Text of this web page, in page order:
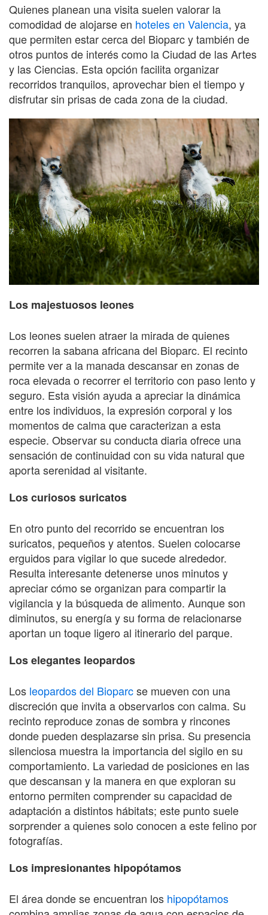
Quienes planean una visita suelen valorar la
comodidad de alojarse en hoteles en Valencia, ya
que permiten estar cerca del Bioparc y también de
otros puntos de interés como la Ciudad de las Artes
y las Ciencias. Esta opción facilita organizar
recorridos tranquilos, aprovechar bien el tiempo y
disfrutar sin prisas de cada zona de la ciudad.
Los majestuosos leones
Los leones suelen atraer la mirada de quienes
recorren la sabana africana del Bioparc. El recinto
permite ver a la manada descansar en zonas de
roca elevada o recorrer el territorio con paso lento y
seguro. Esta visión ayuda a apreciar la dinámica
entre los individuos, la expresión corporal y los
momentos de calma que caracterizan a esta
especie. Observar su conducta diaria ofrece una
sensación de continuidad con su vida natural que
aporta serenidad al visitante.
Los curiosos suricatos
En otro punto del recorrido se encuentran los
suricatos, pequeños y atentos. Suelen colocarse
erguidos para vigilar lo que sucede alrededor.
Resulta interesante detenerse unos minutos y
apreciar cómo se organizan para compartir la
vigilancia y la búsqueda de alimento. Aunque son
diminutos, su energía y su forma de relacionarse
aportan un toque ligero al itinerario del parque.
Los elegantes leopardos
Los leopardos del Bioparcse mueven con una
discreción que invita a observarlos con calma. Su
recinto reproduce zonas de sombra y rincones
donde pueden desplazarse sin prisa. Su presencia
silenciosa muestra la importancia del sigilo en su
comportamiento. La variedad de posiciones en las
que descansan y la manera en que exploran su
entorno permiten comprender su capacidad de
adaptación a distintos hábitats; este punto suele
sorprender a quienes solo conocen a este felino por
fotografías.
Los impresionantes hipopótamos
El área donde se encuentran los hipopótamos